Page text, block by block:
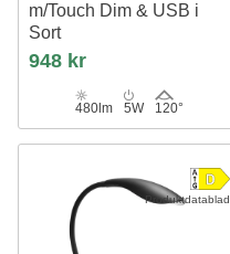
m/Touch Dim & USB i
Sort
Nielsen Light
948 kr
480lm 5W 120°
Produktdatablad